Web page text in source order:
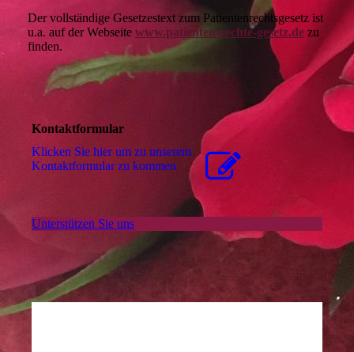
Der vollständige Gesetzestext zum Patientenrechtsgesetz ist
u.a. auf der Webseite www.patienten-rechte-gesetz.de zu
finden.
Kontaktformular
Klicken Sie hier um zu unserem
Kon­takt­for­mu­lar zu kommen
Unterstützen Sie uns